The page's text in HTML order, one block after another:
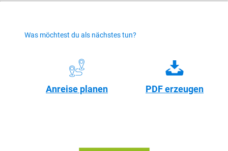
Was möchtest du als nächstes tun?
Anreise planen PDF erzeugen